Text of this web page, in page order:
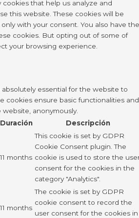
cookies that help us analyze and
this website. These cookies will be
with your consent. You also have the
cookies. But opting out of some of
your browsing experience.
absolutely essential for the website to
cookies ensure basic functionalities and
anonymously.
Duración Descripción
11 months
This cookie is set by GDPR
Cookie Consent plugin. The
cookie is used to store the
consent for the cookies in the
category "Analytics".
11 months
The cookie is set by GDPR
cookie consent to record the
user consent for the cookies in